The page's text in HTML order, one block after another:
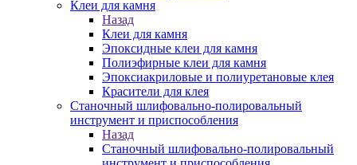
Клеи для камня
Назад
Клеи для камня
Эпоксидные клеи для камня
Полиэфирные клеи для камня
Эпоксиакриловые и полиуретановые клея
Красители для клея
Станочный шлифовально-полировальный
инструмент и приспособления
Назад
Станочный шлифовально-полировальный